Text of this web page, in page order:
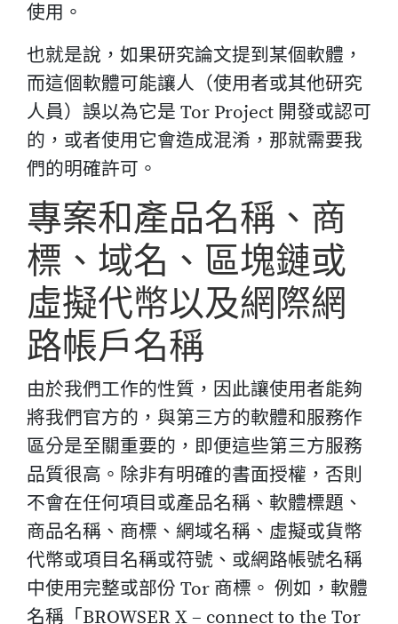
使用。
也就是說，如果研究論文提到某個軟體，
而這個軟體可能讓人（使用者或其他研究
人員）誤以為它是 Tor Project 開發或認可
的，或者使用它會造成混淆，那就需要我
們的明確許可。
專案和產品名稱、商
標、域名、區塊鏈或
虛擬代幣以及網際網
路帳戶名稱
由於我們工作的性質，因此讓使用者能夠
將我們官方的，與第三方的軟體和服務作
區分是至關重要的，即便這些第三方服務
品質很高。除非有明確的書面授權，否則
不會在任何項目或產品名稱、軟體標題、
商品名稱、商標、網域名稱、虛擬或貨幣
代幣或項目名稱或符號、或網路帳號名稱
中使用完整或部份 Tor 商標。 例如，軟體
名稱「BROWSER X – connect to the Tor